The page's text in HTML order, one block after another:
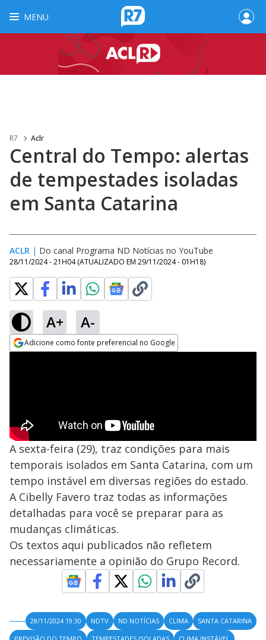
MENU
R7 Aclr
Central do Tempo: alertas
de tempestades isoladas
em Santa Catarina
ACLR | Do canal Programa ND Notícias no YouTube
28/11/2024 - 21H04 (ATUALIZADO EM 29/11/2024 - 01H18)
A+ A-
Adicione como fonte preferencial no Google
A sexta-feira (29), traz condições para mais
temporais isolados em Santa Catarina, com um
tempo instável em diversas regiões do estado.
A Cibelly Favero traz todas as informações
detalhadas para você se preparar para as
mudanças climáticas.
Os textos aqui publicados não refletem
necessariamente a opinião do Grupo Record.
28/11/2024 19:30 NDTV ND NOTÍCIAS CLIMA
SANTA CATARINA